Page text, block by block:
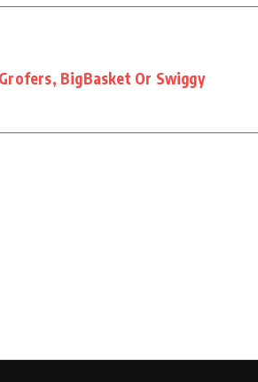
BigBasket Or Swiggy